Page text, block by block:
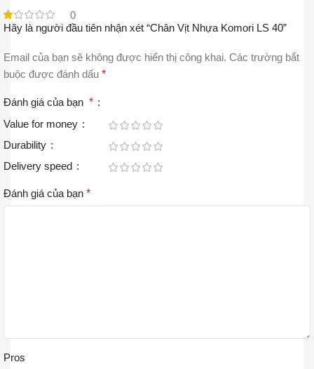
0
Hãy là người đầu tiên nhận xét “Chân Vịt Nhựa Komori LS 40”
Email của bạn sẽ không được hiển thị công khai. Các trường bắt
buộc được đánh dấu *
Đánh giá của bạn *
Value for money
Durability
Delivery speed
Đánh giá của bạn *
Pros